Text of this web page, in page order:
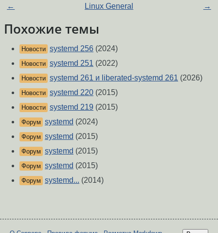
← Linux General →
Похожие темы
Новости systemd 256 (2024)
Новости systemd 251 (2022)
Новости systemd 261 и liberated-systemd 261 (2026)
Новости systemd 220 (2015)
Новости systemd 219 (2015)
Форум systemd (2024)
Форум systemd (2015)
Форум systemd (2015)
Форум systemd (2015)
Форум systemd... (2014)